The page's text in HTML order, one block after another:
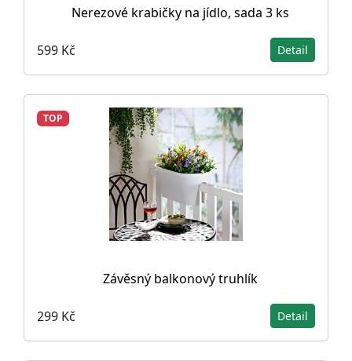
Nerezové krabičky na jídlo, sada 3 ks
599 Kč Detail
TOP
Závěsný balkonový truhlík
299 Kč Detail